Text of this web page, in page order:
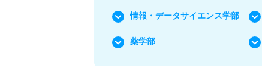
情報・データサイエンス学部
薬学部